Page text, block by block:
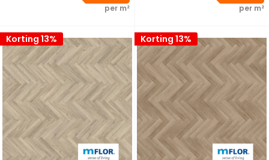
per m² per m²
Korting 13% Korting 13%